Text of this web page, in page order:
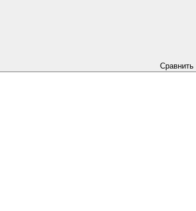
Сравнить